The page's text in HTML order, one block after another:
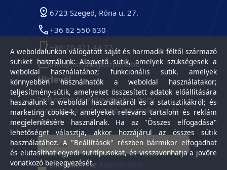
6723 Szeged, Róna u. 27.
+36 62 550 630
+36-20 421 44 72
info@tisztasagkozpont.hu
Hírlevél
Iratkozzon fel hírlevelünkre, hogy
megkapja a legfrissebb aktualitásokat és
híreket.
Elfogadom azAdatvédelmi
A weboldalunkon válogatott saját és harmadik féltől származó
sütiket használunk: Alapvető sütik, amelyek szükségesek a
weboldal használatához; funkcionális sütik, amelyek
könnyebben használhatók a weboldal használatakor;
teljesítmény-sütik, amelyeket összesített adatok előállítására
használunk a weboldal használatáról és a statisztikákról; és
marketing cookie-k, amelyeket releváns tartalom és reklám
megjelenítésére használnak. Ha az "Összes elfogadása"
lehetőséget választja, akkor hozzájárul az összes sütik
használatához. A "Beállítások" részben bármikor elfogadhat
és elutasíthat egyedi sütitípusokat, és visszavonhatja a jövőre
vonatkozó beleegyezését.